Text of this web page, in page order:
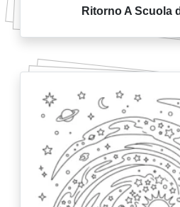
Ritorno A Scuola